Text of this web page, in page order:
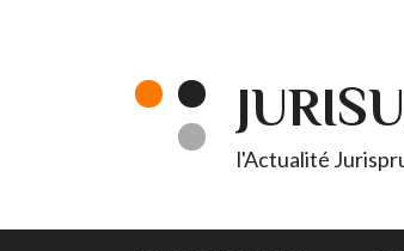
l'Actualité